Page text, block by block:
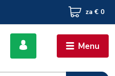
Menu
za € 0